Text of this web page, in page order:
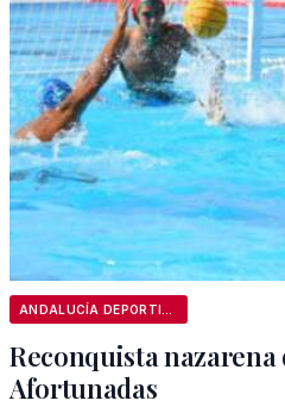
Reconquista nazarena
Afortunadas